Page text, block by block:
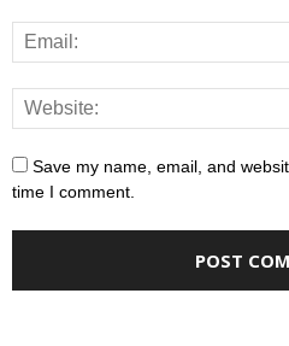
Save my name, email, and
time I comment.